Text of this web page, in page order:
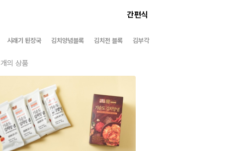
간편식
시래기 된장국 김치양념블록 김치전 블록 김부각
개의 상품